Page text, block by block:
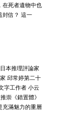
在死者遺物中也
封信？ 這一
本推理評論家
邱常婷第二十
字工作者 小云
崇《錯置體》
充滿魅力的重層